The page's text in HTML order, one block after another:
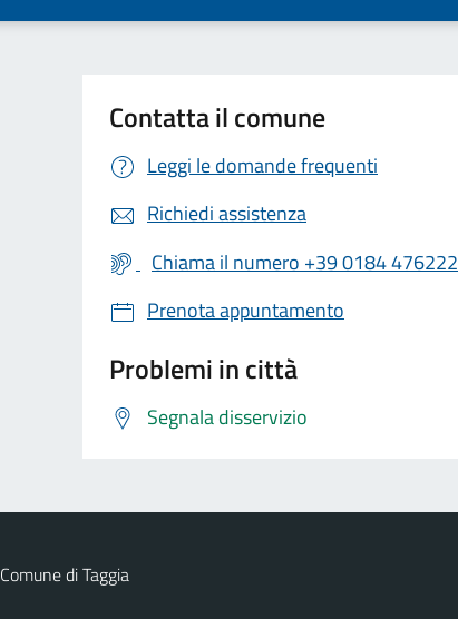
Contatta il comune
Leggi le domande frequenti
Richiedi assistenza
Chiama il numero +39 0184 476222
Prenota appuntamento
Problemi in città
Segnala disservizio
Comune di Taggia